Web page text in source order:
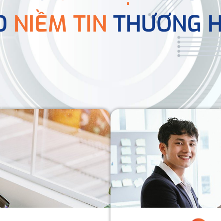
NIỀM TIN THƯƠNG